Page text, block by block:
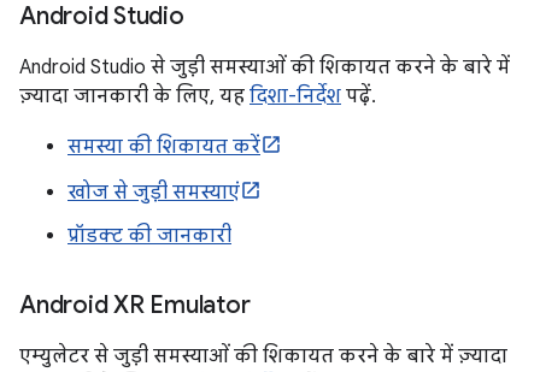
Android Studio
Android Studio से जुड़ी समस्याओं की शिकायत करने के बारे में
ज़्यादा जानकारी के लिए, यह दिशा-निर्देश पढ़ें.
समस्या की शिकायत करें
खोज से जुड़ी समस्याएं
प्रॉडक्ट की जानकारी
Android XR Emulator
एम्युलेटर से जुड़ी समस्याओं की शिकायत करने के बारे में ज़्यादा